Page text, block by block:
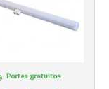
Portes gratuitos